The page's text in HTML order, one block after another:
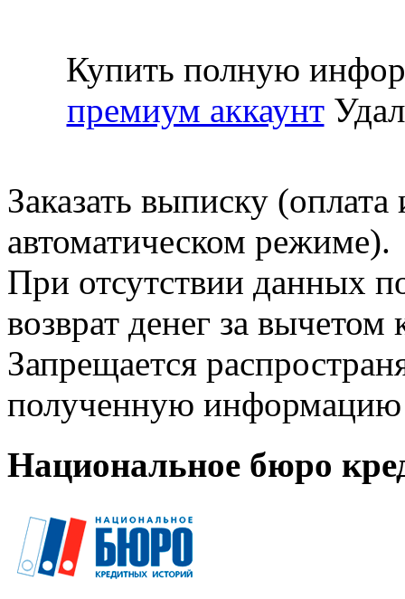
Купить полную
премиум аккаунт
Заказать выписку
автоматическом режиме).
При отсутствии данных
возврат денег за
Запрещается
полученную информацию
Национальное бюро